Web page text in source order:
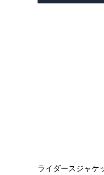
ライダースジャケ